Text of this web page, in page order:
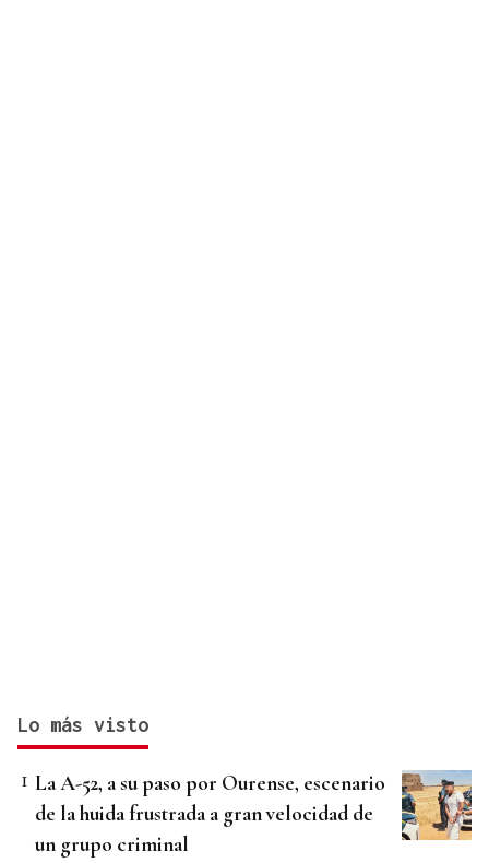
Lo más visto
La A-52, a su paso por Ourense, escenario
de la huida frustrada a gran velocidad de
un grupo criminal